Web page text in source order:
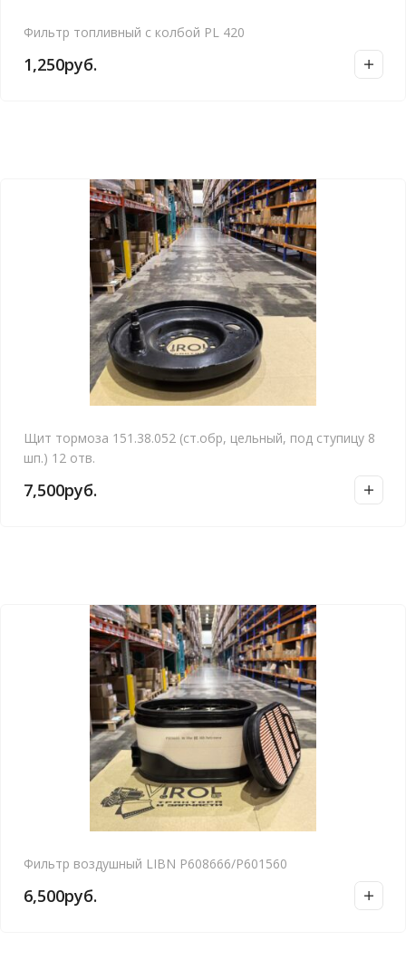
Фильтр топливный с колбой PL 420
1,250руб.
Щит тормоза 151.38.052 (ст.обр, цельный, под ступицу 8
шп.) 12 отв.
7,500руб.
Фильтр воздушный LIBN P608666/P601560
6,500руб.